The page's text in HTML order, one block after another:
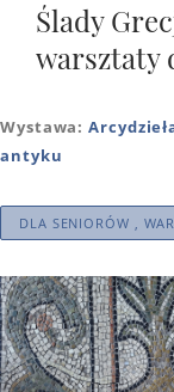
Ślady
warsztaty
Wystawa:
antyku
DLA SENIORÓW ,